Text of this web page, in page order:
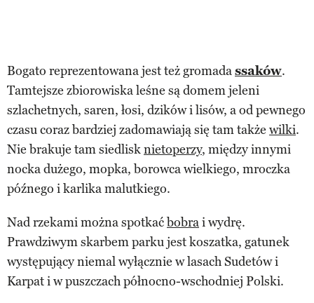
Bogato reprezentowana jest też gromadassaków.
Tamtejsze zbiorowiska leśne są domem jeleni
szlachetnych, saren, łosi, dzików i lisów, a od pewnego
czasu coraz bardziej zadomawiają się tam także wilki.
Nie brakuje tam siedlisknietoperzy, między innymi
nocka dużego, mopka, borowca wielkiego, mroczka
późnego i karlika malutkiego.
Nad rzekami można spotkaćbobrai wydrę.
Prawdziwym skarbem parku jest koszatka, gatunek
występujący niemal wyłącznie w lasach Sudetów i
Karpat i w puszczach północno-wschodniej Polski.